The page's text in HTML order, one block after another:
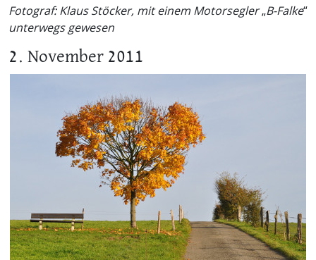
Fotograf: Klaus Stöcker, mit einem Motorsegler„B-Falke“
unterwegs gewesen
2. November 2011